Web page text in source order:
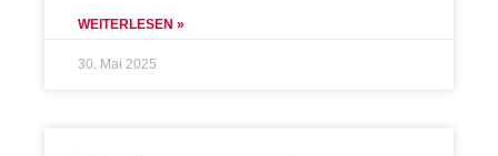
WEITERLESEN »
30. Mai 2025